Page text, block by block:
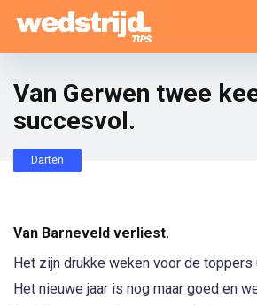
Van Gerwen twee
succesvol.
Darten
Van Barneveld verliest.
Het zijn drukke weken voor de toppers
Het nieuwe jaar is nog maar goed en